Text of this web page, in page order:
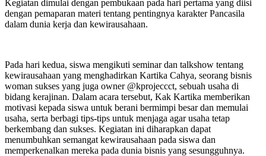
Kegiatan dimulai dengan pembukaan pada hari pertama yang diisi
dengan pemaparan materi tentang pentingnya karakter Pancasila
dalam dunia kerja dan kewirausahaan.
Pada hari kedua, siswa mengikuti seminar dan talkshow tentang
kewirausahaan yang menghadirkan Kartika Cahya, seorang bisnis
woman sukses yang juga owner @kprojeccct, sebuah usaha di
bidang kerajinan. Dalam acara tersebut, Kak Kartika memberikan
motivasi kepada siswa untuk berani bermimpi besar dan memulai
usaha, serta berbagi tips-tips untuk menjaga agar usaha tetap
berkembang dan sukses. Kegiatan ini diharapkan dapat
menumbuhkan semangat kewirausahaan pada siswa dan
memperkenalkan mereka pada dunia bisnis yang sesungguhnya.